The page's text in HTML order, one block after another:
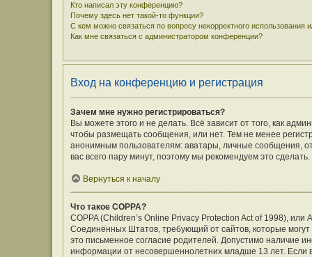
Кто написал эту конференцию?
Почему здесь нет такой-то функции?
С кем можно связаться по вопросу некорректного
Как мне связаться с администратором конференции?
Вход на конференцию и регистрация
Зачем мне нужно регистрироваться?
Вы можете этого и не делать. Всё зависит от того, как
чтобы размещать сообщения, или нет. Тем не менее
анонимным пользователям: аватары, личные сообщения,
вас всего пару минут, поэтому мы рекомендуем это сделать.
Вернуться к началу
Что такое COPPA?
COPPA (Children’s Online Privacy Protection Act of 1998),
Соединённых Штатов, требующий от сайтов, которые
это письменное согласие родителей. Допустимо наличие
информации от несовершеннолетних младше 13 лет. Если